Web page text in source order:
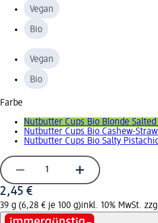
Vegan
Bio
Vegan
Bio
Farbe
Nutbutter Cups Bio Blonde
Nutbutter Cups Bio Cashew-
Nutbutter Cups Bio Salty
2,45 €
39 g (6,28 € je 100 g)inkl. 10% MwSt.